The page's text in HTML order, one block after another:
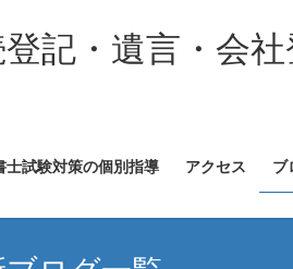
記・遺言・会
士試験対策の個別指導 アクセス ブ